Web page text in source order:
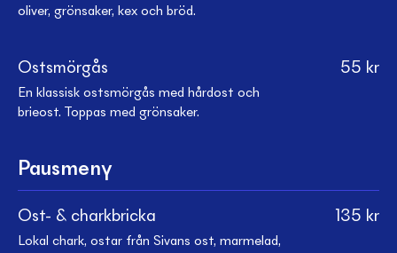
oliver, grönsaker, kex och bröd.
Ostsmörgås 55 kr
En klassisk ostsmörgås med hårdost och
brieost. Toppas med grönsaker.
Pausmeny
Ost- & charkbricka 135 kr
Lokal chark, ostar från Sivans ost, marmelad,